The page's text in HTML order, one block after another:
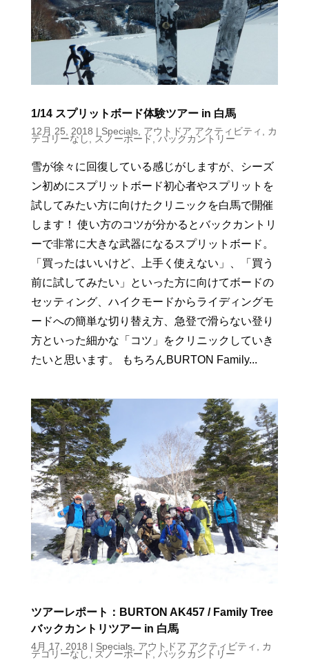
1/14 スプリットボード体験ツアー in 白馬
12月 25, 2018 | Specials, アウトドア アクティビティ カ
テゴリーなし, スノーボード ,バックカントリー
雪が徐々に回復している感じがしますが、シーズ
ン初めにスプリットボード初心者やスプリットを
試してみたい方に向けたクリニックを白馬で開催
します！ 使い方のコツが分かるとバックカントリ
ーで非常に大きな武器になるスプリットボード。
「買ったはいいけど、上手く使えない」、「買う
前に試してみたい」といった方に向けてボードの
セッティング、ハイクモードからライディングモ
ードへの簡単な切り替え方、急登で滑らない登り
方といった細かな「コツ」をクリニックしていき
たいと思います。 もちろんBURTON Family...
ツアーレポート：BURTON AK457 / Family Tree
バックカントリツアー in 白馬
4月 17, 2018 | Specials, アウトドア アクティビティ , カ
テゴリーなし, スノーボード, バックカントリー